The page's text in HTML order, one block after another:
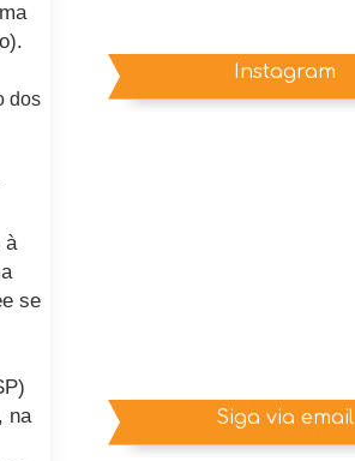
dos
à
se
na
Instagram
Siga via email